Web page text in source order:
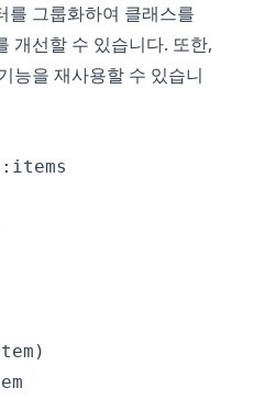
를 그룹화하여 클래스를
개선할 수 있습니다. 또한,
능을 재사용할 수 있습니